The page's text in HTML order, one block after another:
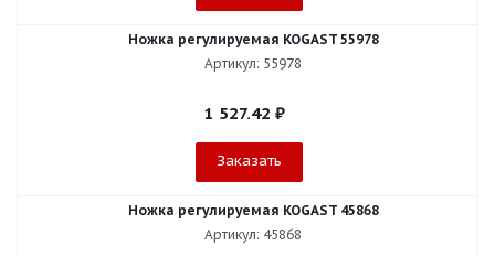
Ножка регулируемая KOGAST 55978
Артикул: 55978
1 527.42 ₽
Заказать
Ножка регулируемая KOGAST 45868
Артикул: 45868